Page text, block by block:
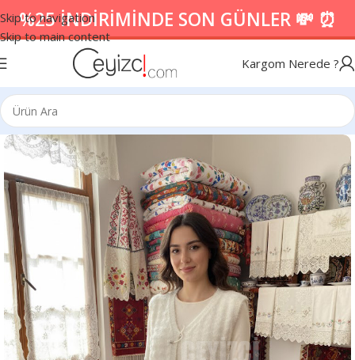
Skip to navigation
Skip to main content
%25 İNDİRİMİNDE SON GÜNLER 💸 ⏰
Kargom Nerede ?